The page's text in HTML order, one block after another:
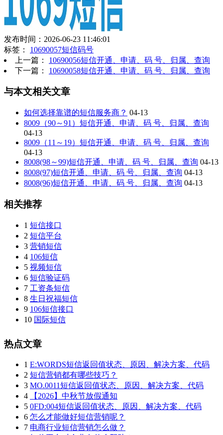
发布时间：2026-06-23 11:46:01
标签： 10690057短信码号
上一篇： 10690056短信开通、申请、码 号、归属、查询
下一篇： 10690058短信开通、申请、码 号、归属、查询
与本文相关文章
如何选择靠谱的短信服务商？ 04-13
8009（90～91）短信开通、申请、码 号、归属、查询
04-13
8009（11～19）短信开通、申请、码 号、归属、查询
04-13
8008(98～99)短信开通、申请、码 号、归属、查询 04-13
8008(97)短信开通、申请、码 号、归属、查询 04-13
8008(96)短信开通、申请、码 号、归属、查询 04-13
相关推荐
1 短信接口
2 短信平台
3 营销短信
4 106短信
5 视频短信
6 短信验证码
7 工资条短信
8 生日祝福短信
9 106短信接口
10 国际短信
热点文章
1 E:WORDS短信返回值状态、原因、解决方案、代码
2 短信营销都有哪些技巧？
3 MO.0011短信返回值状态、原因、解决方案、代码
4
【2026】中秋节放假通知
5 0FD:004短信返回值状态、原因、解决方案、代码
6 怎么才能做好短信营销呢？
7 电商行业短信营销怎么做？